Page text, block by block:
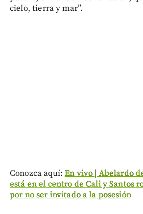
cielo, tierra y mar”.
Conozca aquí:En vivo | Abelardo
está en el centro de Cali y Santos
por no ser invitado a la posesión